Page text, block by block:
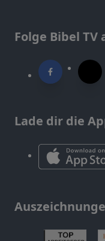
Folge Bibel
Lade dir die